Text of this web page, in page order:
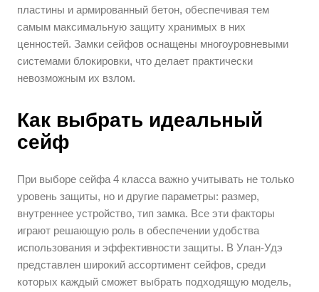
пластины и армированный бетон, обеспечивая тем
самым максимальную защиту хранимых в них
ценностей. Замки сейфов оснащены многоуровневыми
системами блокировки, что делает практически
невозможным их взлом.
Как выбрать идеальный
сейф
При выборе сейфа 4 класса важно учитывать не только
уровень защиты, но и другие параметры: размер,
внутреннее устройство, тип замка. Все эти факторы
играют решающую роль в обеспечении удобства
использования и эффективности защиты. В Улан-Удэ
представлен широкий ассортимент сейфов, среди
которых каждый сможет выбрать подходящую модель,